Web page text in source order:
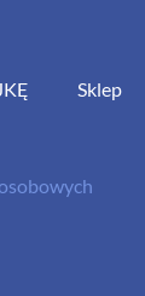
Sklep